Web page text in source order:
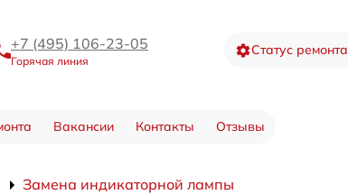
+7 (495) 106-23-05
Горячая линия
Статус ремонта
Вакансии Контакты Отзывы
Замена индикаторной лампы